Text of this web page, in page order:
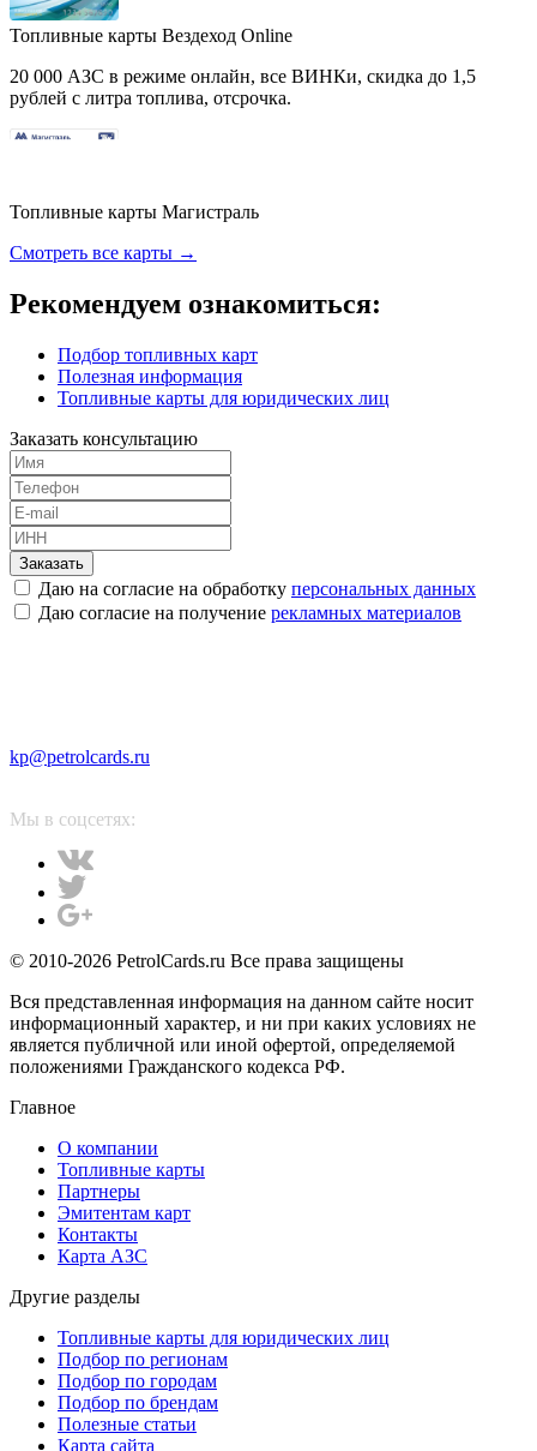
Топливные карты Вездеход Online
20 000 АЗС в режиме онлайн, все ВИНКи, скидка до 1,5
рублей с литра топлива, отсрочка.
Топливные карты Магистраль
Смотреть все карты →
Рекомендуем ознакомиться:
Подбор топливных карт
Полезная информация
Топливные карты для юридических лиц
Заказать консультацию
Заказать
Даю на согласие на обработку персональных данных
Даю согласие на получение рекламных материалов
kp@petrolcards.ru
Мы в соцсетях:
© 2010-2026 PetrolCards.ru Все права защищены
Вся представленная информация на данном сайте носит
информационный характер, и ни при каких условиях не
является публичной или иной офертой, определяемой
положениями Гражданского кодекса РФ.
Главное
О компании
Топливные карты
Партнеры
Эмитентам карт
Контакты
Карта АЗС
Другие разделы
Топливные карты для юридических лиц
Подбор по регионам
Подбор по городам
Подбор по брендам
Полезные статьи
Карта сайта